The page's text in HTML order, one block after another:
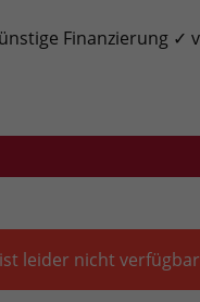
Finanzierung ✓
leider nicht